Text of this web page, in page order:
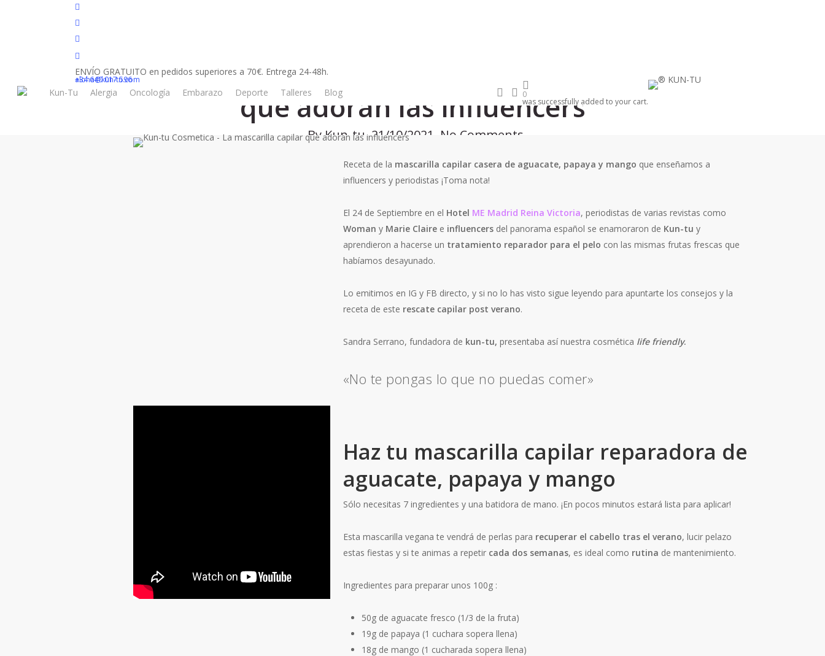
facebook
youtube
instagram
tiktok
ENVÍO GRATUITO en pedidos superiores a 70€. Entrega 24-48h.
+34 640 017 596
aloha@kun-tu.com
Kun-Tu Alergia Oncología Embarazo Deporte Talleres Blog searchaccount
0
was successfully added to your cart.
La mascarilla capilar de aguacate, papaya y mango
que adoran las influencers
ByKun-tu 21/10/2021 No Comments
Receta de la mascarilla capilar casera de aguacate, papaya y mango que enseñamos a
influencers y periodistas ¡Toma nota!
El 24 de Septiembre en el Hotel ME Madrid Reina Victoria, periodistas de varias revistas como
Woman y Marie Clairee influencersdel panorama español se enamoraron de Kun-tu y
aprendieron a hacerse un tratamiento reparador para el pelo con las mismas frutas frescas que
habíamos desayunado.
Lo emitimos en IG y FB directo, y si no lo has visto sigue leyendo para apuntarte los consejos y la
receta de este rescate capilar post verano.
Sandra Serrano, fundadora de kun-tu, presentaba así nuestra cosmética life friendly.
«No te pongas lo que no puedas comer»
Haz tu mascarilla capilar reparadora de
aguacate, papaya y mango
Sólo necesitas 7 ingredientes y una batidora de mano. ¡En pocos minutos estará lista para aplicar!
Esta mascarilla vegana te vendrá de perlas para recuperar el cabello tras el verano, lucir pelazo
estas fiestas y si te animas a repetircada dos semanas, es ideal como rutina de mantenimiento.
Ingredientes para preparar unos 100g :
50g de aguacate fresco (1/3 de la fruta)
19g de papaya (1 cuchara sopera llena)
18g de mango (1 cucharada sopera llena)